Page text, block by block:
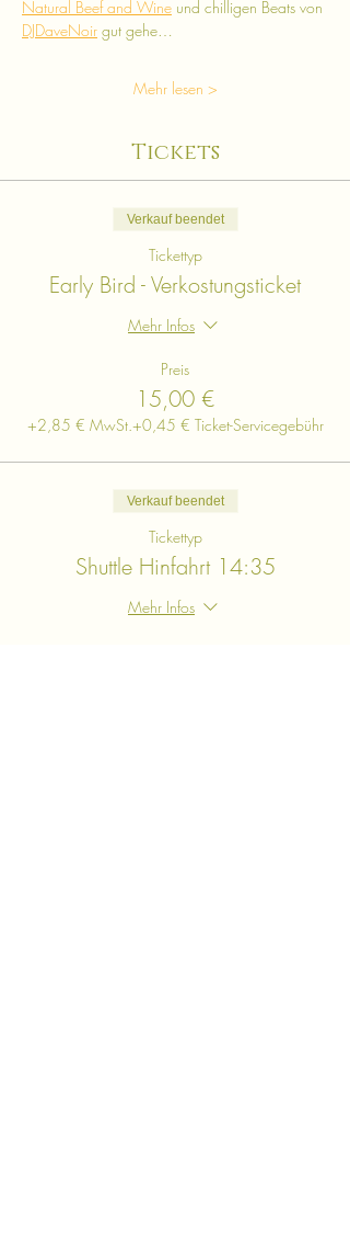
Natural Beef and Wine und chilligen Beats von
DJDaveNoir gut gehe…
Mehr lesen >
Tickets
Verkauf beendet
Tickettyp
Early Bird - Verkostungsticket
Mehr Infos
Preis
15,00 €
+2,85 € MwSt.+0,45 € Ticket-Servicegebühr
Verkauf beendet
Tickettyp
Shuttle Hinfahrt 14:35
Mehr Infos